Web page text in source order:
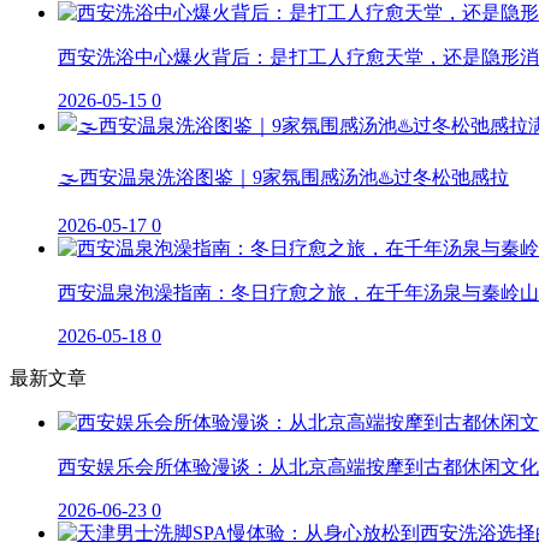
西安洗浴中心爆火背后：是打工人疗愈天堂，还是隐形
2026-05-15 0
🌫️西安温泉洗浴图鉴｜9家氛围感汤池♨️过冬松弛感拉
2026-05-17 0
西安温泉泡澡指南：冬日疗愈之旅，在千年汤泉与秦岭
2026-05-18 0
最新文章
西安娱乐会所体验漫谈：从北京高端按摩到古都休闲文化
2026-06-23 0